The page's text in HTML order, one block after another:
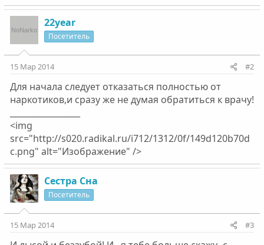
22year
Посетитель
15 Мар 2014 #2
Для начала следует отказаться полностью от
наркотиков,и сразу же не думая обратиться к врачу!
<img
src="http://s020.radikal.ru/i712/1312/0f/149d120b70d
c.png" alt="Изображение" />
Сестра Сна
Посетитель
15 Мар 2014 #3